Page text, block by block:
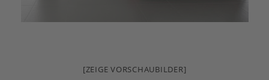
[ZEIGE VORSCHAUBILDER]